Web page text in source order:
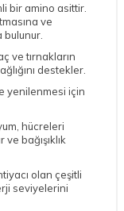
bir amino asittir.
ve
bulunur.
ve tırnakların
destekler.
yenilenmesi için
hücreleri
bağışıklık
olan çeşitli
seviyelerini